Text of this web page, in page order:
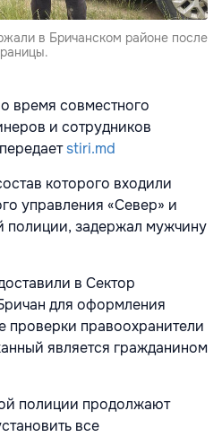
в Бричанском районе после
время совместного
и сотрудников
stiri.md
которого входили
управления «Север» и
полиции, задержал мужчину
в Сектор
для оформления
проверки правоохранители
является гражданином
полиции продолжают
все